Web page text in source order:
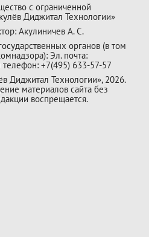
с ограниченной
Диджитал Технологии»
Акулиничев А. С.
органов (в том
Эл. почта:
+7(495) 633-57-57
Диджитал Технологии», 2026.
материалов сайта без
воспрещается.